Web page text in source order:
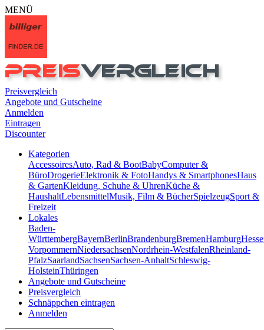
MENÜ
Preisvergleich
Angebote und Gutscheine
Anmelden
Eintragen
Discounter
Kategorien
AccessoiresAuto, Rad & BootBabyComputer &
BüroDrogerieElektronik & FotoHandys & SmartphonesHaus
& GartenKleidung, Schuhe & UhrenKüche &
HaushaltLebensmittelMusik, Film & BücherSpielzeugSport &
Freizeit
Lokales
Baden-
WürttembergBayernBerlinBrandenburgBremenHamburg
VorpommernNiedersachsenNordrhein-WestfalenRheinland-
PfalzSaarlandSachsenSachsen-AnhaltSchleswig-
HolsteinThüringen
Angebote und Gutscheine
Preisvergleich
Schnäppchen eintragen
Anmelden